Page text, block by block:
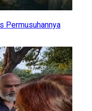
Permusuhannya